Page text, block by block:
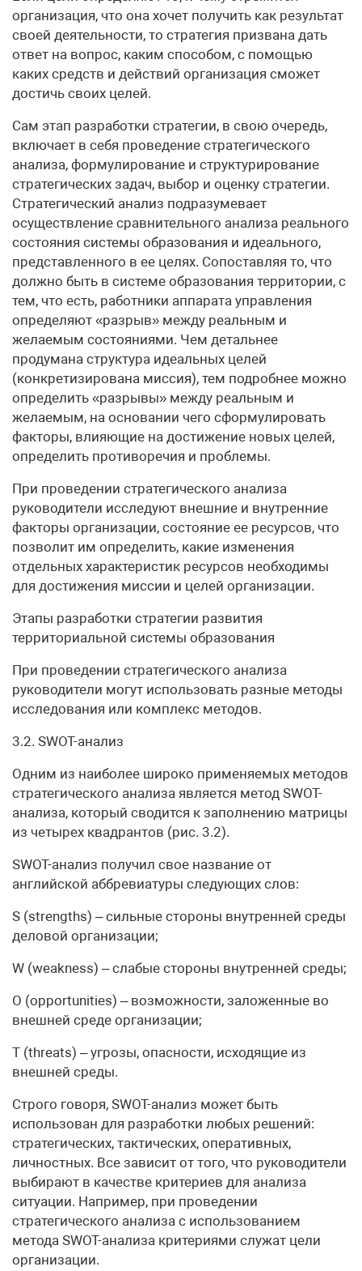
организация, что она хочет получить как результат
своей деятельности, то стратегия призвана дать
ответ на вопрос, каким способом, с помощью
каких средств и действий организация сможет
достичь своих целей.
Сам этап разработки стратегии, в свою очередь,
включает в себя проведение стратегического
анализа, формулирование и структурирование
стратегических задач, выбор и оценку стратегии.
Стратегический анализ подразумевает
осуществление сравнительного анализа реального
состояния системы образования и идеального,
представленного в ее целях. Сопоставляя то, что
должно быть в системе образования территории, с
тем, что есть, работники аппарата управления
определяют «разрыв» между реальным и
желаемым состояниями. Чем детальнее
продумана структура идеальных целей
(конкретизирована миссия), тем подробнее можно
определить «разрывы» между реальным и
желаемым, на основании чего сформулировать
факторы, влияющие на достижение новых целей,
определить противоречия и проблемы.
При проведении стратегического анализа
руководители исследуют внешние и внутренние
факторы организации, состояние ее ресурсов, что
позволит им определить, какие изменения
отдельных характеристик ресурсов необходимы
для достижения миссии и целей организации.
Этапы разработки стратегии развития
территориальной системы образования
При проведении стратегического анализа
руководители могут использовать разные методы
исследования или комплекс методов.
3.2. SWOT-анализ
Одним из наиболее широко применяемых методов
стратегического анализа является метод SWOT-
анализа, который сводится к заполнению матрицы
из четырех квадрантов (рис. 3.2).
SWOT-анализ получил свое название от
английской аббревиатуры следующих слов:
S (strengths) – сильные стороны внутренней среды
деловой организации;
W (weakness) – слабые стороны внутренней среды;
O (opportunities) – возможности, заложенные во
внешней среде организации;
T (threats) – угрозы, опасности, исходящие из
внешней среды.
Строго говоря, SWOT-анализ может быть
использован для разработки любых решений:
стратегических, тактических, оперативных,
личностных. Все зависит от того, что руководители
выбирают в качестве критериев для анализа
ситуации. Например, при проведении
стратегического анализа с использованием
метода SWOT-анализа критериями служат цели
организации.